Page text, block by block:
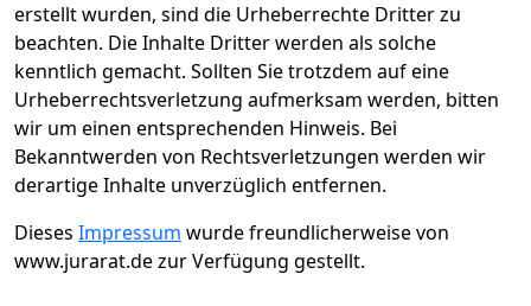
erstellt wurden, sind die Urheberrechte Dritter zu
beachten. Die Inhalte Dritter werden als solche
kenntlich gemacht. Sollten Sie trotzdem auf eine
Urheberrechtsverletzung aufmerksam werden, bitten
wir um einen entsprechenden Hinweis. Bei
Bekanntwerden von Rechtsverletzungen werden wir
derartige Inhalte unverzüglich entfernen.
Dieses Impressum wurde freundlicherweise von
www.jurarat.de zur Verfügung gestellt.